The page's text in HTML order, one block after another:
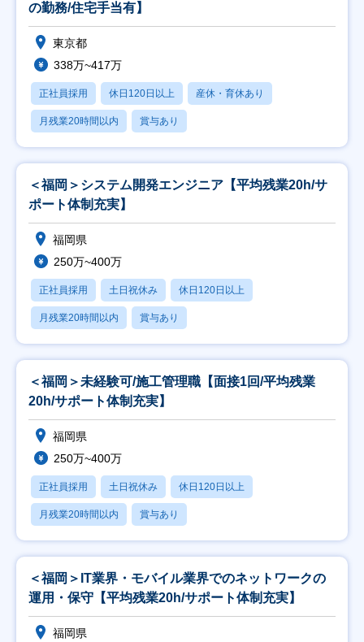
の勤務/住宅手当有】
東京都
338万~417万
正社員採用 休日120日以上 産休・育休あり
月残業20時間以内 賞与あり
＜福岡＞システム開発エンジニア【平均残業20h/サ
ポート体制充実】
福岡県
250万~400万
正社員採用 土日祝休み 休日120日以上
月残業20時間以内 賞与あり
＜福岡＞未経験可/施工管理職【面接1回/平均残業
20h/サポート体制充実】
福岡県
250万~400万
正社員採用 土日祝休み 休日120日以上
月残業20時間以内 賞与あり
＜福岡＞IT業界・モバイル業界でのネットワークの
運用・保守【平均残業20h/サポート体制充実】
福岡県